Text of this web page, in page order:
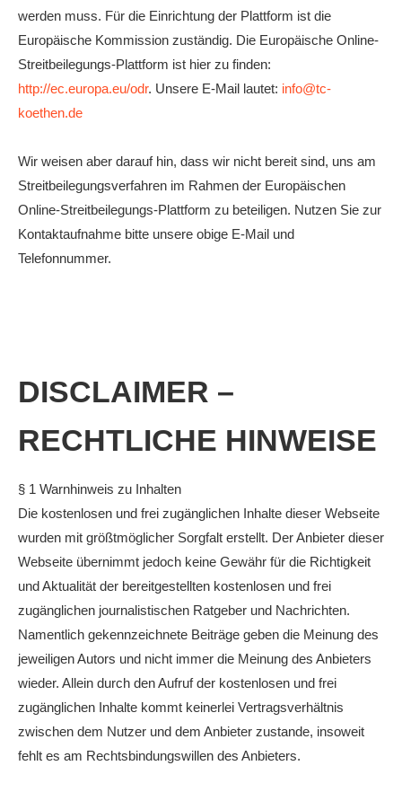
werden muss. Für die Einrichtung der Plattform ist die
Europäische Kommission zuständig. Die Europäische Online-
Streitbeilegungs-Plattform ist hier zu finden:
http://ec.europa.eu/odr. Unsere E-Mail lautet: info@tc-
koethen.de
Wir weisen aber darauf hin, dass wir nicht bereit sind, uns am
Streitbeilegungsverfahren im Rahmen der Europäischen
Online-Streitbeilegungs-Plattform zu beteiligen. Nutzen Sie zur
Kontaktaufnahme bitte unsere obige E-Mail und
Telefonnummer.
DISCLAIMER –
RECHTLICHE HINWEISE
§ 1 Warnhinweis zu Inhalten
Die kostenlosen und frei zugänglichen Inhalte dieser Webseite
wurden mit größtmöglicher Sorgfalt erstellt. Der Anbieter dieser
Webseite übernimmt jedoch keine Gewähr für die Richtigkeit
und Aktualität der bereitgestellten kostenlosen und frei
zugänglichen journalistischen Ratgeber und Nachrichten.
Namentlich gekennzeichnete Beiträge geben die Meinung des
jeweiligen Autors und nicht immer die Meinung des Anbieters
wieder. Allein durch den Aufruf der kostenlosen und frei
zugänglichen Inhalte kommt keinerlei Vertragsverhältnis
zwischen dem Nutzer und dem Anbieter zustande, insoweit
fehlt es am Rechtsbindungswillen des Anbieters.